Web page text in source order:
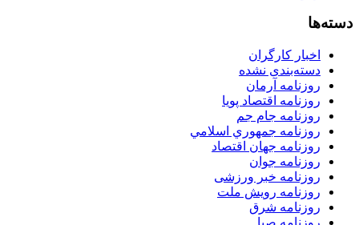
دسته‌ها
اخبار کارگران
دسته‌بندی نشده
روزنامه آرمان
روزنامه اقتصاد پویا
روزنامه جام جم
روزنامه جمهوري اسلامي
روزنامه جهان اقتصاد
روزنامه جوان
روزنامه خبر ورزشى
روزنامه رویش ملت
روزنامه شرق